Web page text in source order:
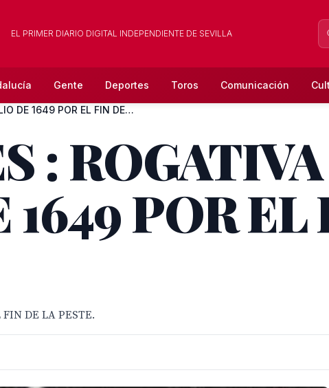
EL PRIMER DIARIO DIGITAL INDEPENDIENTE DE SEVILLA
Gente Deportes Toros Comunicación
EFEMERIDES : ROGATIVA DE 2 DE JULIO DE 1649 POR EL FIN DE L...
:
POR EL
FIN DE LA PESTE.